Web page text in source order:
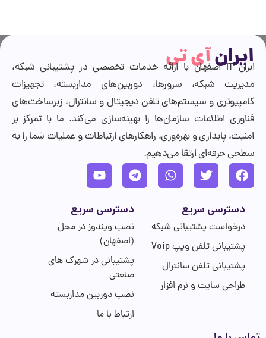
ایرانآی تی
ایران IT اصفهان با ارائه خدمات تخصصی در پشتیبانی شبکه،
مدیریت شبکه، سرورها، دوربین‌های مداربسته، تجهیزات
کامپیوتری و سیستم‌های تلفن دیجیتال و سانترال، زیرساخت‌های
فناوری اطلاعات سازمان‌ها را بهینه‌سازی می‌کند. ما با تمرکز بر
امنیت، پایداری و بهره‌وری، راهکارهای ارتباطات و عملیات شما را به
سطحی حرفه‌ای ارتقا می‌دهیم.
دسترسی سریع
درخواست پشتیبانی شبکه
پشتیبانی تلفن ویپ Voip
پشتیبانی تلفن سانترال
طراحی سایت و نرم افزار
دسترسی سریع
نصب ویندوز در محل
(اصفهان)
پشتیبانی در شهرک های
صنعتی
نصب دوربین مداربسته
ارتباط با ما